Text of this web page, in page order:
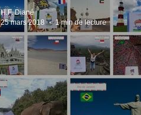
H.F. Diané
25 mars 2018
1 min de lecture